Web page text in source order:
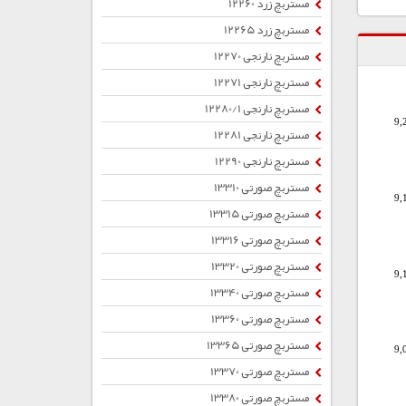
مستربچ زرد 12265
مستربچ نارنجی 12270
مستربچ نارنجی 12271
مستربچ نارنجی 12280/1
مستربچ نارنجی 12281
مستربچ نارنجی 12290
مستربچ صورتی 13310
مستربچ صورتی 13315
مستربچ صورتی 13316
مستربچ صورتی 13320
مستربچ صورتی 13340
مستربچ صورتی 13360
مستربچ صورتی 13365
مستربچ صورتی 13370
مستربچ صورتی 13380